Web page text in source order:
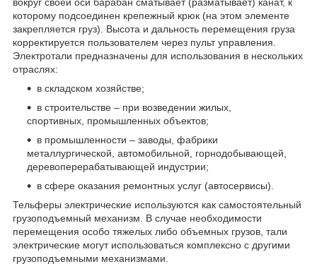
которому подсоединен крепежный крюк (на этом элементе
закрепляется груз). Высота и дальность перемещения груза
корректируется пользователем через пульт управления.
Электротали предназначены для использования в нескольких
отраслях:
в складском хозяйстве;
в строительстве – при возведении жилых,
спортивных, промышленных объектов;
в промышленности – заводы, фабрики
металлургической, автомобильной, горнодобывающей,
деревоперерабатывающей индустрии;
в сфере оказания ремонтных услуг (автосервисы).
Тельферы электрические используются как самостоятельный
грузоподъемный механизм. В случае необходимости
перемещения особо тяжелых либо объемных грузов, тали
электрические могут использоваться комплексно с другими
грузоподъемными механизмами.